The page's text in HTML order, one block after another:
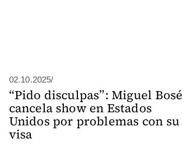
02.10.2025/
“Pido disculpas”: Miguel Bosé
cancela show en Estados
Unidos por problemas con su
visa